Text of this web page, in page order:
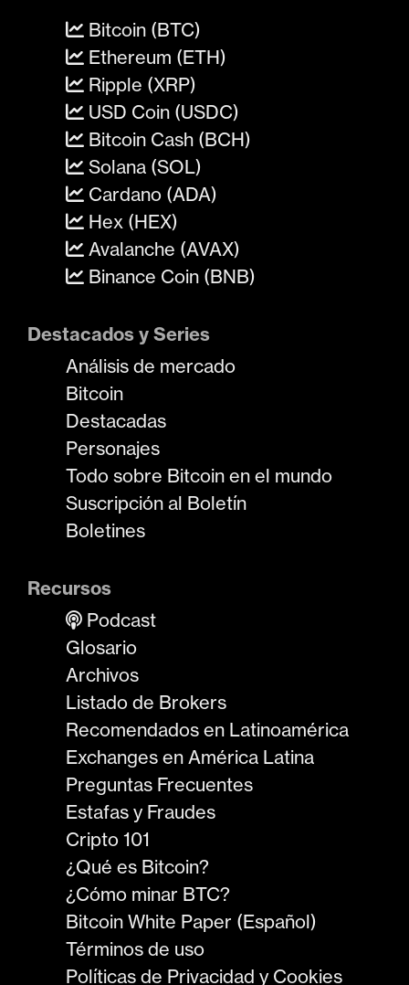
Bitcoin (BTC)
Ethereum (ETH)
Ripple (XRP)
USD Coin (USDC)
Bitcoin Cash (BCH)
Solana (SOL)
Cardano (ADA)
Hex (HEX)
Avalanche (AVAX)
Binance Coin (BNB)
Destacados y Series
Análisis de mercado
Bitcoin
Destacadas
Personajes
Todo sobre Bitcoin en el mundo
Suscripción al Boletín
Boletines
Recursos
Podcast
Glosario
Archivos
Listado de Brokers
Recomendados en Latinoamérica
Exchanges en América Latina
Preguntas Frecuentes
Estafas y Fraudes
Cripto 101
¿Qué es Bitcoin?
¿Cómo minar BTC?
Bitcoin White Paper (Español)
Términos de uso
Políticas de Privacidad y Cookies